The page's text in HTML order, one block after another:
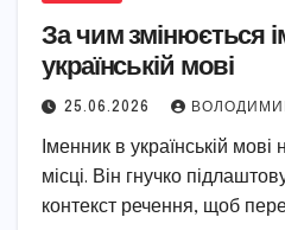
За чим змінюється
українській мові
25.06.2026
Іменник в українській мові
місці. Він гнучко
контекст речення, щоб